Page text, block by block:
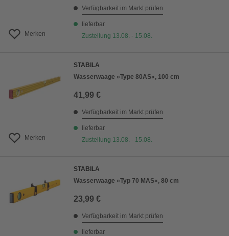
Merken
Verfügbarkeit im Markt prüfen
lieferbar
Zustellung 13.08. - 15.08.
Merken
STABILA
Wasserwaage »Type 80AS«, 100 cm
41,99 €
Verfügbarkeit im Markt prüfen
lieferbar
Zustellung 13.08. - 15.08.
STABILA
Wasserwaage »Typ 70 MAS«, 80 cm
23,99 €
Verfügbarkeit im Markt prüfen
lieferbar